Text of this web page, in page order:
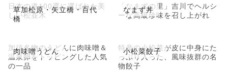
草加松原・矢立橋・百代
橋
日本の道100選に選ばれた美
しい松並木
なまず丼
「なまずの里」吉川でヘルシ
ーな高級珍味を召し上がれ
肉味噌うどん
加須名物のうどんに肉味噌＆
温泉卵をトッピングした人気
の一品
小松菜餃子
特産の小松菜が皮に中身にた
っぷり入った、風味抜群の名
物餃子